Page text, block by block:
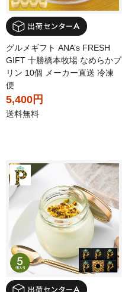
グルメギフト ANA’s FRESH
GIFT 十勝橋本牧場 なめらかプ
リン 10個 メーカー直送 冷凍
便
5,400円
送料無料